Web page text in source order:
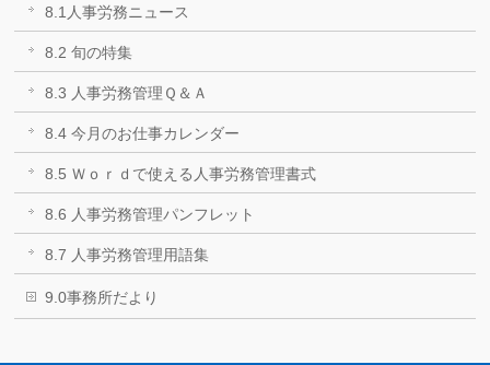
8.1人事労務ニュース
8.2 旬の特集
8.3 人事労務管理Ｑ＆Ａ
8.4 今月のお仕事カレンダー
8.5 Ｗｏｒｄで使える人事労務管理書式
8.6 人事労務管理パンフレット
8.7 人事労務管理用語集
9.0事務所だより